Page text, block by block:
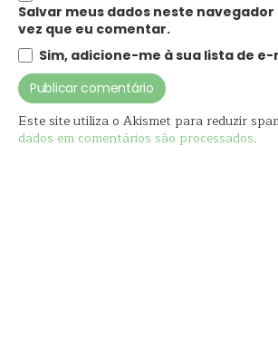
Salvar meus dados neste
vez que eu comentar.
Sim, adicione-me à sua lista de e-
Este site utiliza o Akismet para reduzir
dados em comentários são processados.